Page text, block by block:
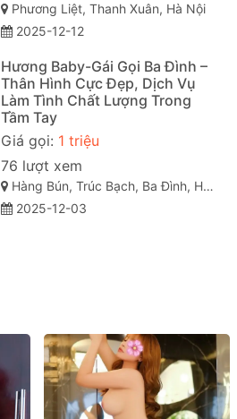
Phương Liệt, Thanh Xuân, Hà Nội
2025-12-12
Hương Baby-Gái Gọi Ba Đình –
Thân Hình Cực Đẹp, Dịch Vụ
Làm Tình Chất Lượng Trong
Tầm Tay
Giá gọi: 1 triệu
76 lượt xem
Hàng Bún, Trúc Bạch, Ba Đình, Hà Nội
2025-12-03